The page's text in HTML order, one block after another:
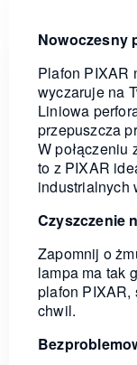
Nowoczesny
Plafon PIXAR
wyczaruje na
Liniowa
przepuszcza
W połączeniu
to z PIXAR
industrialnych
Czyszczenie
Zapomnij o
lampa ma tak
plafon PIXAR,
chwil.